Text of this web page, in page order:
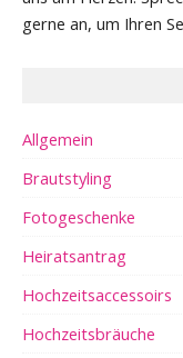
gerne an, um Ihren
Allgemein
Brautstyling
Fotogeschenke
Heiratsantrag
Hochzeitsaccessoirs
Hochzeitsbräuche